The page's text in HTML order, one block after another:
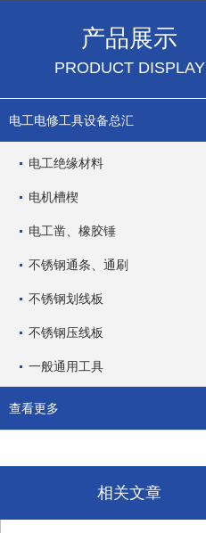
产品展示
PRODUCT DISPLAY
电工电修工具设备总汇
电工绝缘材料
电机槽楔
电工凿、橡胶锤
不锈钢通条、通刷
不锈钢划线板
不锈钢压线板
一般通用工具
查看更多
相关文章